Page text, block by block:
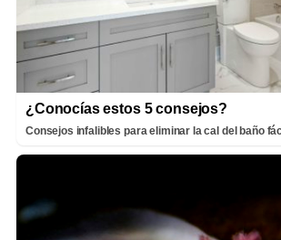
¿Conocías estos 5 consejos?
Consejos infalibles para eliminar la cal del baño